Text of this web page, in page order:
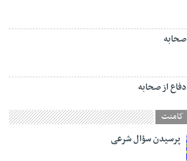
صحابه
دفاع از صحابه
کامنت
پرسیدن سؤال شرعی